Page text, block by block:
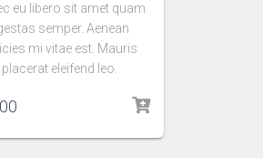
eu libero sit amet quam
semper. Aenean
mi vitae est. Mauris
placerat eleifend leo.